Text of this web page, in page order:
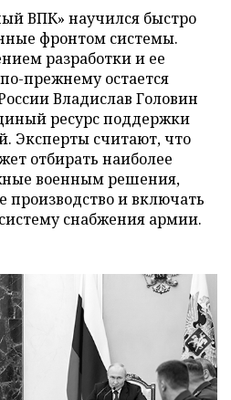
ВПК» научился быстро
фронтом системы.
разработки и ее
прежнему остается
Владислав Головин
ресурс поддержки
Эксперты считают, что
отбирать наиболее
военным решения,
производство и включать
снабжения армии.